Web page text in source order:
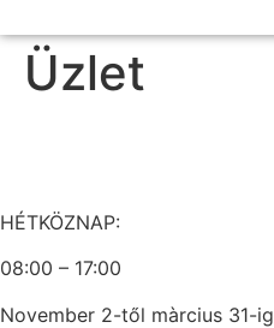
Üzlet
HÉTKÖZNAP:
08:00 – 17:00
November 2-től màrcius 31-ig